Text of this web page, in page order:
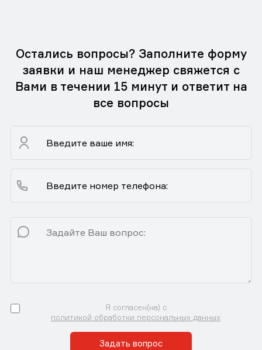
Остались вопросы? Заполните форму
заявки и наш менеджер свяжется с
Вами в течении 15 минут и ответит на
все вопросы
Я согласен(на) с
политикой обработки персональных данных
Задать вопрос